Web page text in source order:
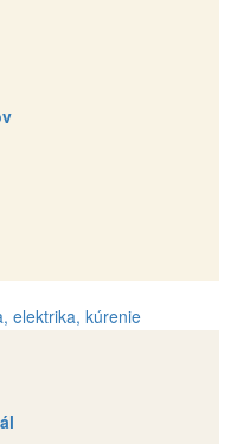
elektrika, kúrenie